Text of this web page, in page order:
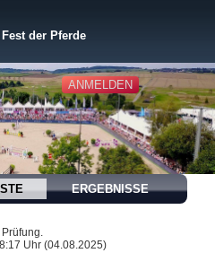
ANMELDEN
Fest der Pferde
ERGEBNISSE
Uhr (04.08.2025)